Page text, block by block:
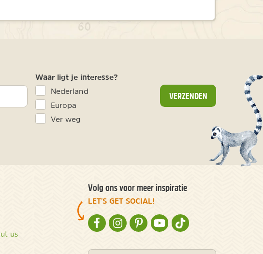
Waar ligt je interesse?
Nederland
Europa
Ver weg
VERZENDEN
us
Volg ons voor meer inspiratie
LET'S GET SOCIAL!
NATURESCANNER OP FACEBOOK
NATURESCANNER OP INSTAGRAM
NATURESCANNER OP PINTEREST
NATURESCANNER OP YOUTUBE
NATURESCANNER OP